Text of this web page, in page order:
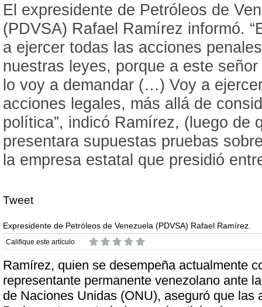
El expresidente de Petróleos de
(PDVSA) Rafael Ramírez informó.
a ejercer todas las acciones
nuestras leyes, porque a este
lo voy a demandar (…) Voy a
acciones legales, más allá de
política”, indicó Ramírez, (luego de
presentara supuestas pruebas
la empresa estatal que presidió
Tweet
Expresidente de Petróleos de Venezuela (PDVSA) Rafael Ramírez.
Califique este artículo
Ramírez, quien se desempeña actualmente
representante permanente venezolano ante
de Naciones Unidas (ONU), aseguró que las